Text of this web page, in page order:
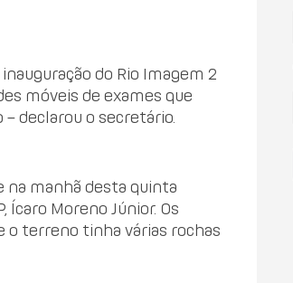
do Rio Imagem 2
móveis de exames que
declarou o secretário.
na manhã desta quinta
Ícaro Moreno Júnior. Os
o terreno tinha várias rochas